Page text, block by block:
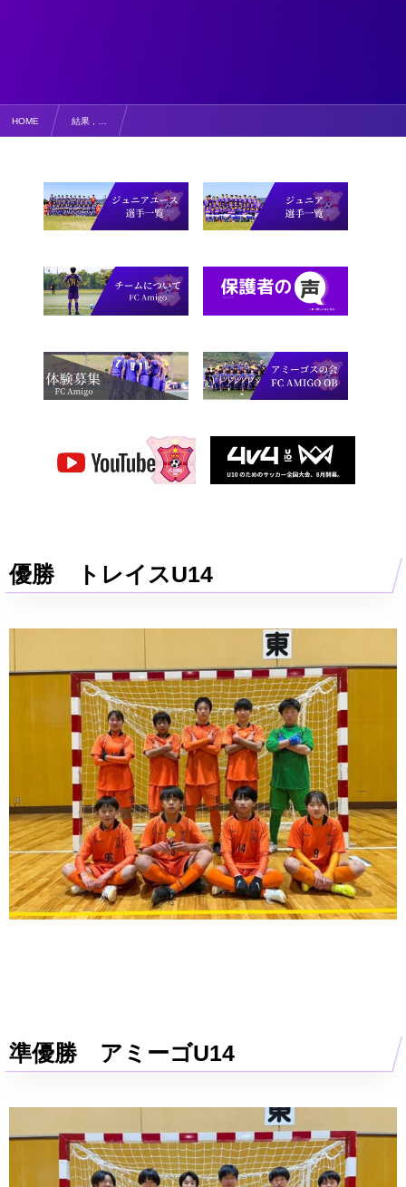
HOME 結果 , …
優勝 トレイスU14
準優勝 アミーゴU14